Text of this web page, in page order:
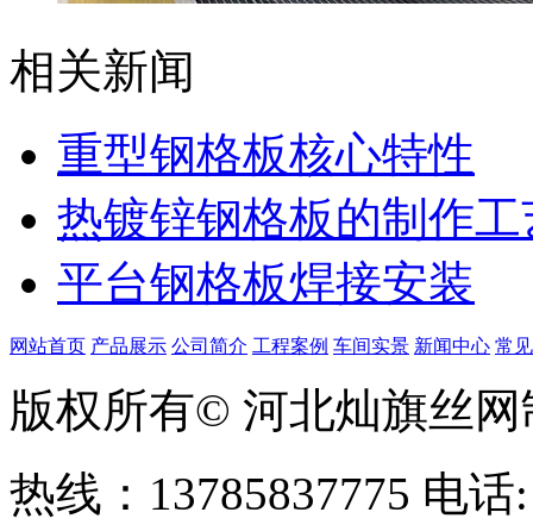
相关新闻
重型钢格板核心特性
热镀锌钢格板的制作工
平台钢格板焊接安装
网站首页 产品展示 公司简介 工程案例 车间实景 新闻中心 常
版权所有© 河北灿旗丝
热线：13785837775 电